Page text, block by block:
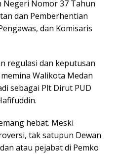
Nomor 37 Tahun
dan Pemberhentian
dan Komisaris
regulasi dan keputusan
Walikota Medan
sebagai Plt Dirut PUD
hebat. Meski
tak satupun Dewan
atau pejabat di Pemko